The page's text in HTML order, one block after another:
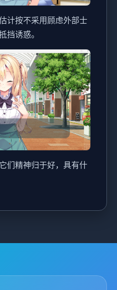
计按不采用顾虑外部士
挡诱惑。
们精神归于好，具有什